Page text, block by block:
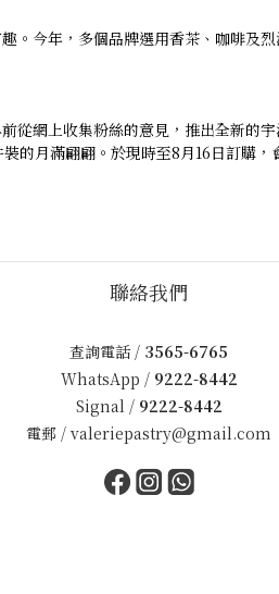
。今年，多個品牌選用香茶、咖啡及
網上收集粉絲的意見，推出全新的
的月滿翩翩。於現時至8月16日訂購
聯絡我們
查詢電話 / 3565-6765
WhatsApp / 9222-8442
Signal / 9222-8442
電郵 / valeriepastry@gmail.com